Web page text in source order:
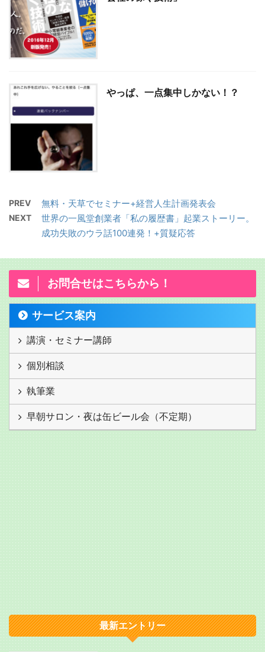
やっぱ、一点集中しかない！？
PREV 無料・天草でセミナー+経営人生計画発表会
NEXT
世界の一風堂創業者「私の履歴書」起業ストーリー。
成功失敗のウラ話100連発！+質疑応答
お問合せはこちらから！
サービス案内
講演・セミナー講師
個別相談
執筆業
早朝サロン・夜は缶ビール会（不定期）
最新エントリー